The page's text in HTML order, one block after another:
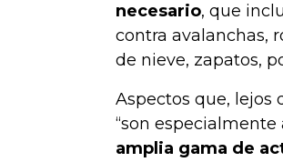
necesario, que
contra avalanchas,
de nieve, zapatos,
Aspectos que, lejos
“son
amplia gama de